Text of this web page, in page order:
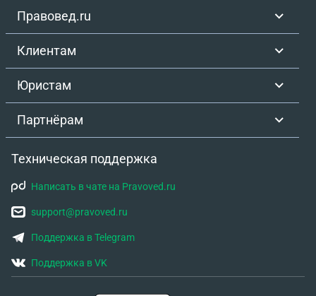
Правовед.ru
Клиентам
Юристам
Партнёрам
Техническая поддержка
Написать в чате на Pravoved.ru
support@pravoved.ru
Поддержка в Telegram
Поддержка в VK